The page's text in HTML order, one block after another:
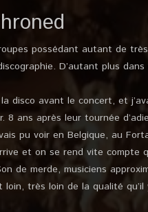
possédant autant de
D’autant plus
disco avant le concert, et
8 ans après leur tournée
pu voir en Belgique, au
et on se rend vite compte
de merde, musiciens
loin, très loin de la qualité qu’il